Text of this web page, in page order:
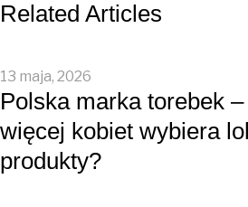
Related Articles
13 maja, 2026
Polska marka torebek
więcej kobiet wybiera
produkty?